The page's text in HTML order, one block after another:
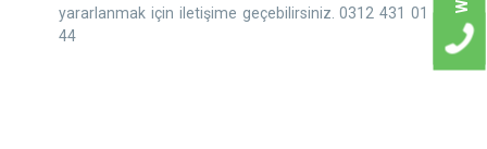
yararlanmak için iletişime geçebilirsiniz. 0312 431 01
44